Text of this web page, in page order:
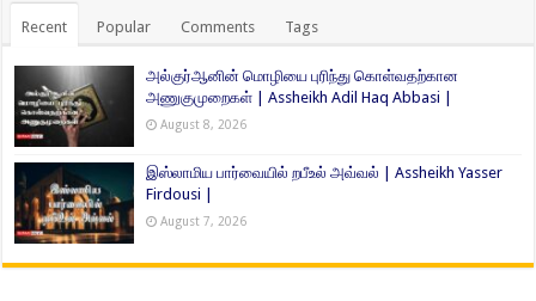
Recent Popular Comments Tags
அல்குர்ஆனின் மொழியை புரிந்து கொள்வதற்கான
அணுகுமுறைகள் | Assheikh Adil Haq Abbasi |
August 8, 2026
இஸ்லாமிய பார்வையில் றபீஉல் அவ்வல் | Assheikh Yasser
Firdousi |
August 7, 2026